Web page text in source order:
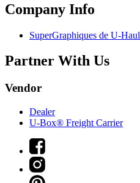
Company Info
SuperGraphiques de U-Haul
Partner With Us
Vendor
Dealer
U-Box® Freight Carrier